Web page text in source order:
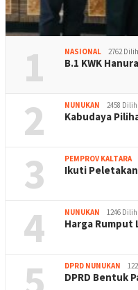
1 NASIONAL 2762
B.1 KWK
2 NUNUKAN 2458
Kabudaya
3 PEMPROV KALTARA
Ikuti
4 NUNUKAN 1246
Harga Rumput
DPRD NUNUKAN
DPRD Bentuk